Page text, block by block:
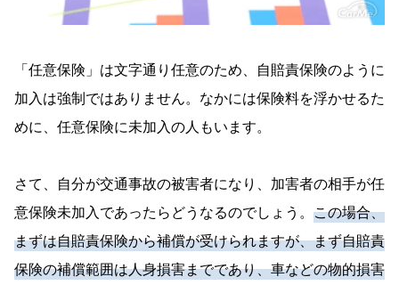
「任意保険」は文字通り任意のため、自賠責保険のように
加入は強制ではありません。なかには保険料を浮かせるた
めに、任意保険に未加入の人もいます。
さて、自分が交通事故の被害者になり、加害者の相手が任
意保険未加入であったらどうなるのでしょう。 この場合、
まずは自賠責保険から補償が受けられますが、まず自賠責
保険の補償範囲は人身損害までであり、車などの物的損害